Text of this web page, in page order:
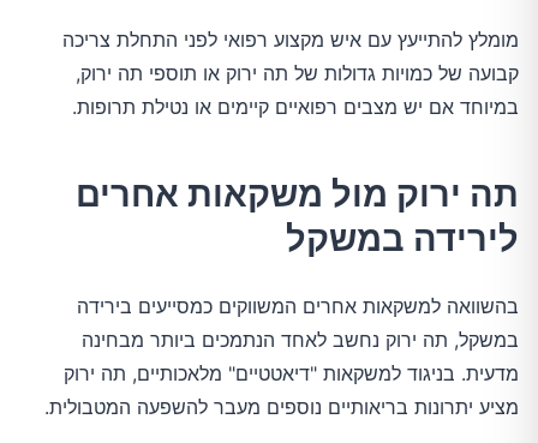
מומלץ להתייעץ עם איש מקצוע רפואי לפני התחלת צריכה
קבועה של כמויות גדולות של תה ירוק או תוספי תה ירוק,
במיוחד אם יש מצבים רפואיים קיימים או נטילת תרופות.
תה ירוק מול משקאות אחרים
לירידה במשקל
בהשוואה למשקאות אחרים המשווקים כמסייעים בירידה
במשקל, תה ירוק נחשב לאחד הנתמכים ביותר מבחינה
מדעית. בניגוד למשקאות "דיאטטיים" מלאכותיים, תה ירוק
מציע יתרונות בריאותיים נוספים מעבר להשפעה המטבולית.